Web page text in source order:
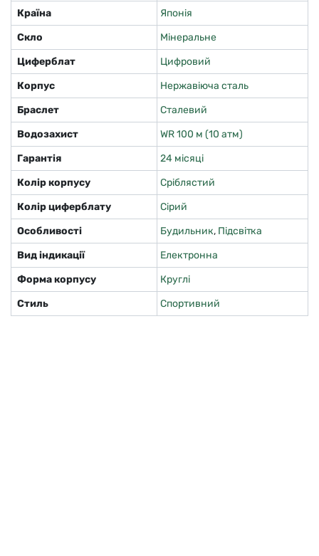
Країна
Японія
Скло
Мінеральне
Циферблат
Цифровий
Корпус
Нержавіюча сталь
Браслет
Сталевий
Водозахист
WR 100 м (10 атм)
Гарантія
24 місяці
Колір корпусу
Сріблястий
Колір циферблату
Сірий
Особливості
Будильник, Підсвітка
Вид індикації
Електронна
Форма корпусу
Круглі
Стиль
Спортивний